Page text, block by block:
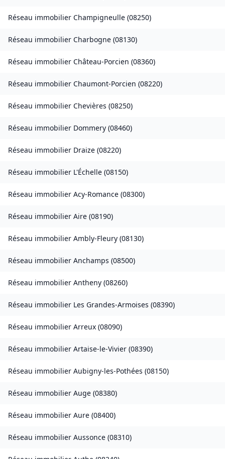
Réseau immobilier Champigneulle (08250)
Réseau immobilier Charbogne (08130)
Réseau immobilier Château-Porcien (08360)
Réseau immobilier Chaumont-Porcien (08220)
Réseau immobilier Chevières (08250)
Réseau immobilier Dommery (08460)
Réseau immobilier Draize (08220)
Réseau immobilier L'Échelle (08150)
Réseau immobilier Acy-Romance (08300)
Réseau immobilier Aire (08190)
Réseau immobilier Ambly-Fleury (08130)
Réseau immobilier Anchamps (08500)
Réseau immobilier Antheny (08260)
Réseau immobilier Les Grandes-Armoises (08390)
Réseau immobilier Arreux (08090)
Réseau immobilier Artaise-le-Vivier (08390)
Réseau immobilier Aubigny-les-Pothées (08150)
Réseau immobilier Auge (08380)
Réseau immobilier Aure (08400)
Réseau immobilier Aussonce (08310)